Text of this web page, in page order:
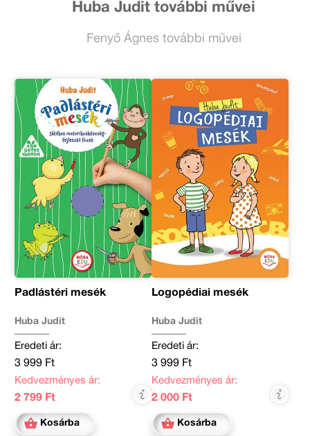
Huba Judit további művei
Fenyő Ágnes további művei
Padlástéri mesék
Huba Judit
Eredeti ár:
3 999 Ft
Kedvezményes ár:
2 799 Ft
Kosárba
Logopédiai mesék
Huba Judit
Eredeti ár:
3 999 Ft
Kedvezményes ár:
2 000 Ft
Kosárba